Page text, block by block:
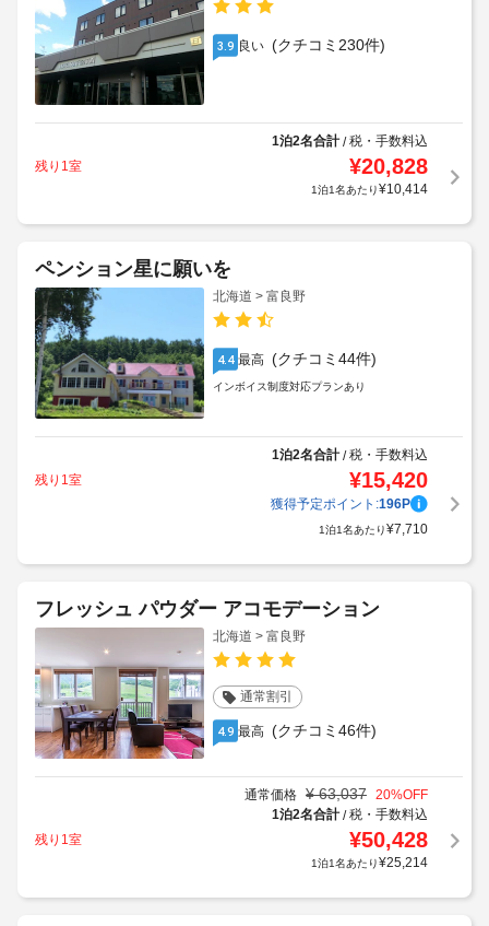
3.9 良い (クチコミ230件)
1泊2名合計/税・手数料込
残り1室
¥20,828
1泊1名あたり¥10,414
ペンション星に願いを
北海道 > 富良野
4.4 最高 (クチコミ44件)
インボイス制度対応プランあり
1泊2名合計/税・手数料込
残り1室
¥15,420
獲得予定ポイント:196P
1泊1名あたり¥7,710
フレッシュ パウダー アコモデーション
北海道 > 富良野
通常割引
4.9 最高 (クチコミ46件)
通常価格 ¥ 63,037 20%OFF
1泊2名合計/税・手数料込
残り1室
¥50,428
1泊1名あたり¥25,214